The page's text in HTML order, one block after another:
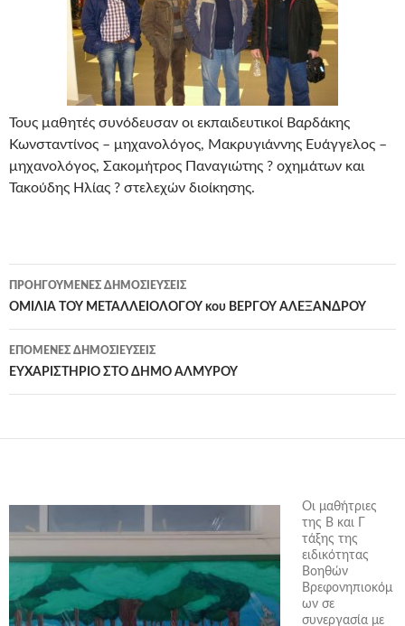
Τους μαθητές συνόδευσαν οι εκπαιδευτικοί Βαρδάκης
Κωνσταντίνος – μηχανολόγος, Μακρυγιάννης Ευάγγελος –
μηχανολόγος, Σακομήτρος Παναγιώτης ? οχημάτων και
Τακούδης Ηλίας ? στελεχών διοίκησης.
Πλοήγηση
άρθρων
ΠΡΟΗΓΟΎΜΕΝΕΣ ΔΗΜΟΣΙΕΎΣΕΙΣ
ΟΜΙΛΙΑ ΤΟΥ ΜΕΤΑΛΛΕΙΟΛΟΓΟΥ κου ΒΕΡΓΟΥ ΑΛΕΞΑΝΔΡΟΥ
ΕΠΌΜΕΝΕΣ ΔΗΜΟΣΙΕΎΣΕΙΣ
ΕΥΧΑΡΙΣΤΗΡΙΟ ΣΤΟ ΔΗΜΟ ΑΛΜΥΡΟΥ
Οι μαθήτριες
της Β και Γ
τάξης της
ειδικότητας
Βοηθών
Βρεφονηπιοκόμ
ων σε
συνεργασία με